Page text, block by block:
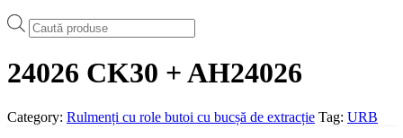
Products
search
24026 CK30 + AH24026
Category: Rulmenți cu role butoi cu bucșă de extracție Tag: URB